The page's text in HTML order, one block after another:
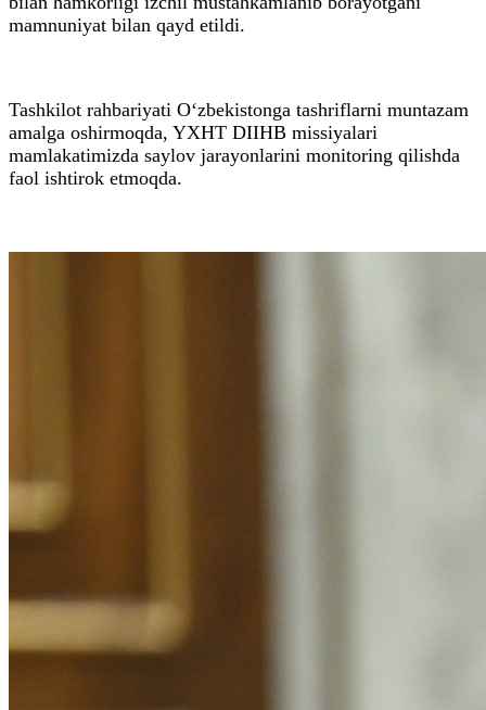
mamnuniyat bilan qayd etildi.
Tashkilot rahbariyati O‘zbekistonga tashriflarni muntazam
amalga oshirmoqda, YXHT DIIHB missiyalari
mamlakatimizda saylov jarayonlarini monitoring qilishda
faol ishtirok etmoqda.